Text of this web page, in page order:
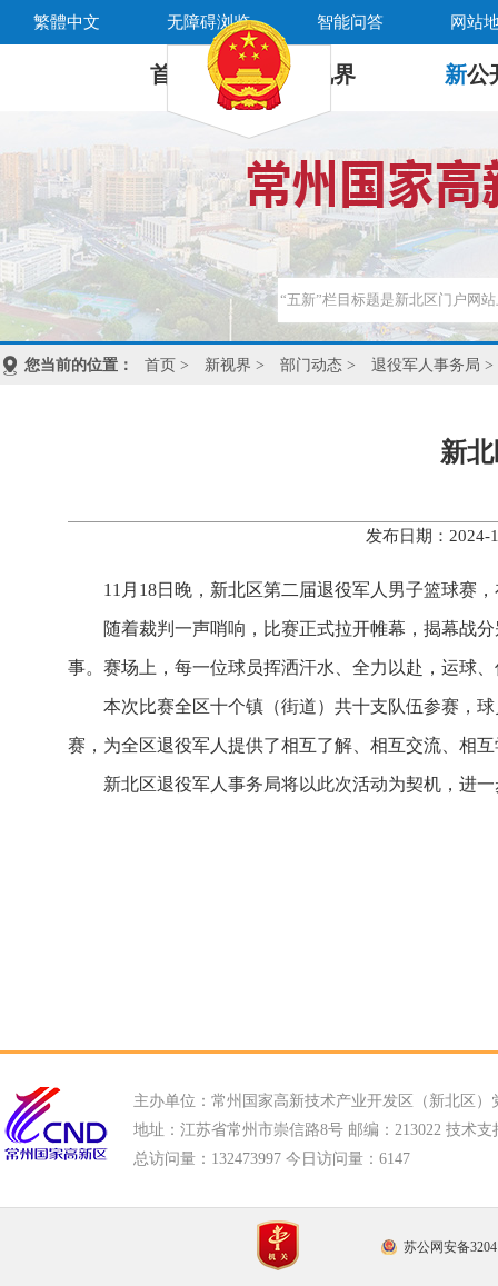
繁體中文 无障碍浏览 智能问答 网站
首 页 新 视界 新公
您当前的位置： 首页 > 新视界 > 部门动态 > 退役军人事务局 >
新
发布日期：
11月18日晚，新北区第二届退役军人男子篮球赛
随着裁判一声哨响，比赛正式拉开帷幕，揭幕战
事。赛场上，每一位球员挥洒汗水、全力以赴，运球
本次比赛全区十个镇（街道）共十支队伍参赛，
赛，为全区退役军人提供了相互了解、相互交流、相
新北区退役军人事务局将以此次活动为契机，进
主办单位：常州国家高新技术产业开发区（新北区）
地址：江苏省常州市崇信路8号 邮编：213022 技术支
总访问量： 132473997 今日访问量： 6147
苏公网安备